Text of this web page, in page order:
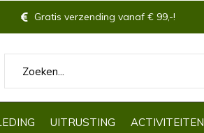
UITRUSTING ACTIVITEITEN
Gratis verzending vanaf € 99,-!